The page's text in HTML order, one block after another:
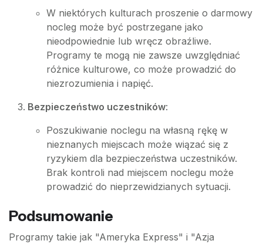
W niektórych kulturach proszenie o darmowy
nocleg może być postrzegane jako
nieodpowiednie lub wręcz obraźliwe.
Programy te mogą nie zawsze uwzględniać
różnice kulturowe, co może prowadzić do
niezrozumienia i napięć.
Bezpieczeństwo uczestników:
Poszukiwanie noclegu na własną rękę w
nieznanych miejscach może wiązać się z
ryzykiem dla bezpieczeństwa uczestników.
Brak kontroli nad miejscem noclegu może
prowadzić do nieprzewidzianych sytuacji.
Podsumowanie
Programy takie jak "Ameryka Express" i "Azja